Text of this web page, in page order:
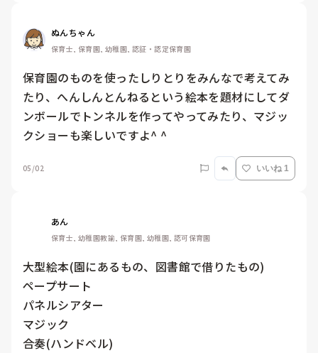
ぬんちゃん
保育士, 保育園, 幼稚園, 認証・認定保育園
保育園のものを使ったしりとりをみんなで考えてみ
たり、へんしんとんねるという絵本を題材にしてダ
ンボールでトンネルを作ってやってみたり、マジッ
クショーも楽しいですよ^ ^
05/02 いいね 1
あん
保育士, 幼稚園教諭, 保育園, 幼稚園, 認可保育園
大型絵本(園にあるもの、図書館で借りたもの)
ペープサート
パネルシアター
マジック
合奏(ハンドベル)